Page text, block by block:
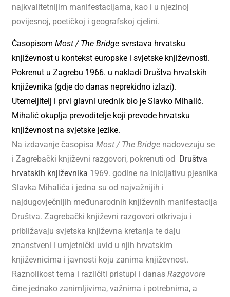
najkvalitetnijim manifestacijama, kao i u njezinoj
povijesnoj, poetičkoj i geografskoj cjelini.
ČasopisomMost / The Bridge svrstava hrvatsku
književnost u kontekst europske i svjetske književnosti.
Pokrenut u Zagrebu 1966. u nakladi Društva hrvatskih
književnika (gdje do danas neprekidno izlazi).
Utemeljitelj i prvi glavni urednik bio je Slavko Mihalić.
Mihalić okuplja prevoditelje koji prevode hrvatsku
književnost na svjetske jezike.
Na izdavanje časopisaMost / The Bridge nadovezuju se
i Zagrebački književni razgovori, pokrenuti od Društva
hrvatskih književnika 1969. godine na inicijativu pjesnika
Slavka Mihalića i jedna su od najvažnijih i
najdugovječnijih međunarodnih književnih manifestacija
Društva. Zagrebački književni razgovori otkrivaju i
približavaju svjetska književna kretanja te daju
znanstveni i umjetnički uvid u njih hrvatskim
književnicima i javnosti koju zanima književnost.
Raznolikost tema i različiti pristupi i danasRazgovore
čine jednako zanimljivima, važnima i potrebnima, a